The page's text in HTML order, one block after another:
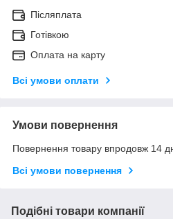
Післяплата
Готівкою
Оплата на карту
Всі умови оплати
Умови повернення
Повернення товару впродовж 14
Всі умови повернення
Подібні товари компанії